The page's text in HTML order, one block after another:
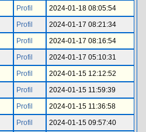
Profil
2024-01-18 08:05:54
Profil
2024-01-17 08:21:34
Profil
2024-01-17 08:16:54
Profil
2024-01-17 05:10:31
Profil
2024-01-15 12:12:52
Profil
2024-01-15 11:59:39
Profil
2024-01-15 11:36:58
Profil 2024-01-15 09:57:40